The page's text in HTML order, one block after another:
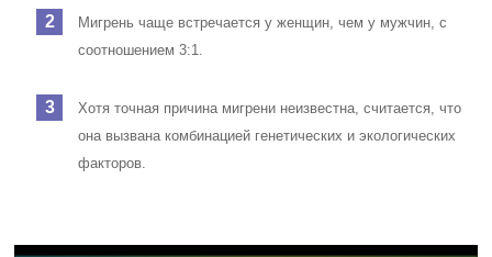
Мигрень чаще встречается у женщин, чем у мужчин, с
соотношением 3:1.
Хотя точная причина мигрени неизвестна, считается, что
она вызвана комбинацией генетических и экологических
факторов.